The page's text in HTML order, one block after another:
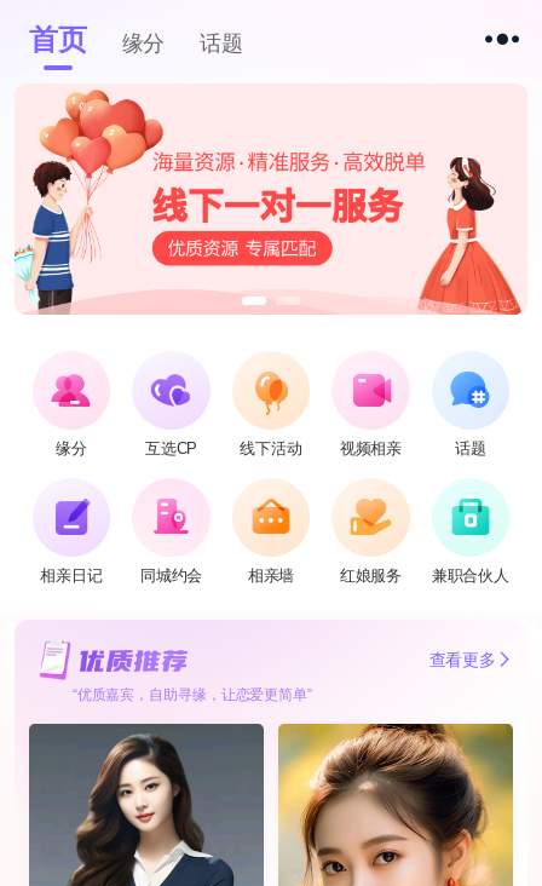
首页 缘分 话题
缘分 互选CP 线下活动 视频相亲 话题
相亲日记 同城约会 相亲墙 红娘服务 兼职合伙人
查看更多
“优质嘉宾，自助寻缘，让恋爱更简单”